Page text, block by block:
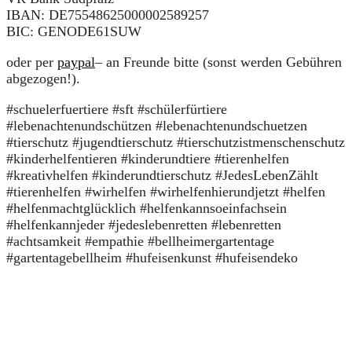
IBAN: DE75548625000002589257
BIC: GENODE61SUW
oder per paypal– an Freunde bitte (sonst werden Gebühren
abgezogen!).
#schuelerfuertiere #sft #schülerfürtiere
#lebenachtenundschützen #lebenachtenundschuetzen
#tierschutz #jugendtierschutz #tierschutzistmenschenschutz
#kinderhelfentieren #kinderundtiere #tierenhelfen
#kreativhelfen #kinderundtierschutz #JedesLebenZählt
#tierenhelfen #wirhelfen #wirhelfenhierundjetzt #helfen
#helfenmachtglücklich #helfenkannsoeinfachsein
#helfenkannjeder #jedeslebenretten #lebenretten
#achtsamkeit #empathie #bellheimergartentage
#gartentagebellheim #hufeisenkunst #hufeisendeko